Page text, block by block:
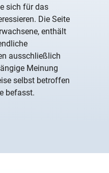
sich für das
Die Seite
enthält
ausschließlich
Meinung
selbst betroffen
befasst.